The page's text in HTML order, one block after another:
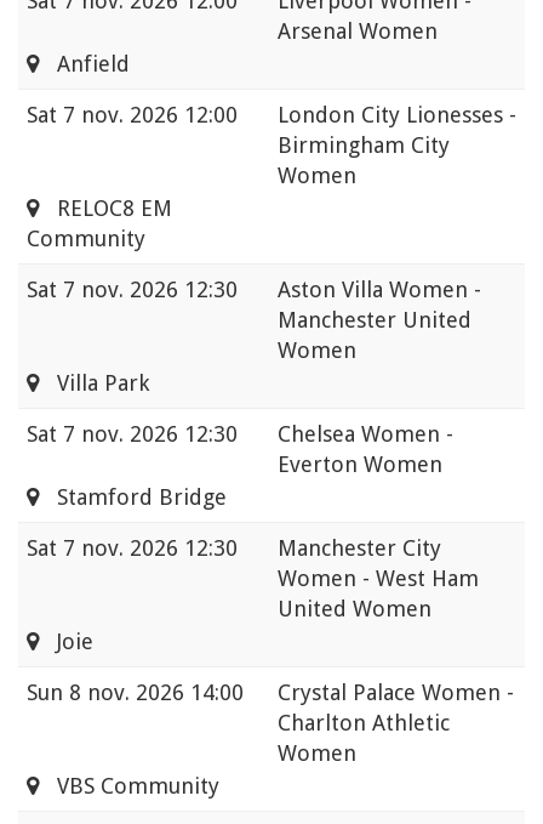
Arsenal Women
Anfield
Sat 7 nov. 2026 12:00
London City Lionesses -
Birmingham City
Women
RELOC8 EM
Community
Sat 7 nov. 2026 12:30
Aston Villa Women -
Manchester United
Women
Villa Park
Sat 7 nov. 2026 12:30
Chelsea Women -
Everton Women
Stamford Bridge
Sat 7 nov. 2026 12:30
Manchester City
Women - West Ham
United Women
Joie
Sun 8 nov. 2026 14:00
Crystal Palace Women -
Charlton Athletic
Women
VBS Community